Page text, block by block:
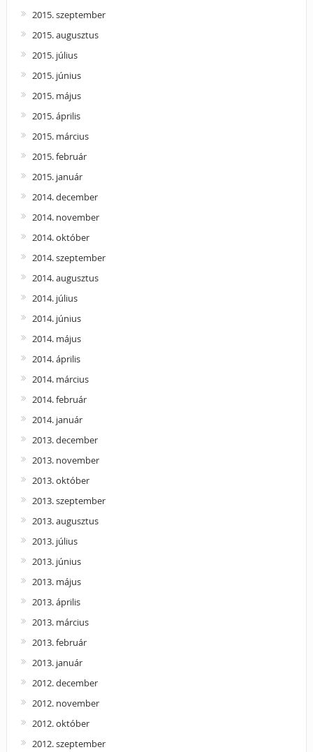
2015. szeptember
2015. augusztus
2015. július
2015. június
2015. május
2015. április
2015. március
2015. február
2015. január
2014. december
2014. november
2014. október
2014. szeptember
2014. augusztus
2014. július
2014. június
2014. május
2014. április
2014. március
2014. február
2014. január
2013. december
2013. november
2013. október
2013. szeptember
2013. augusztus
2013. július
2013. június
2013. május
2013. április
2013. március
2013. február
2013. január
2012. december
2012. november
2012. október
2012. szeptember